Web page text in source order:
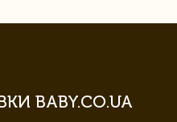
BABY.CO.UA